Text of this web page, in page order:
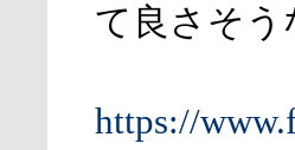
て良さそう
https://